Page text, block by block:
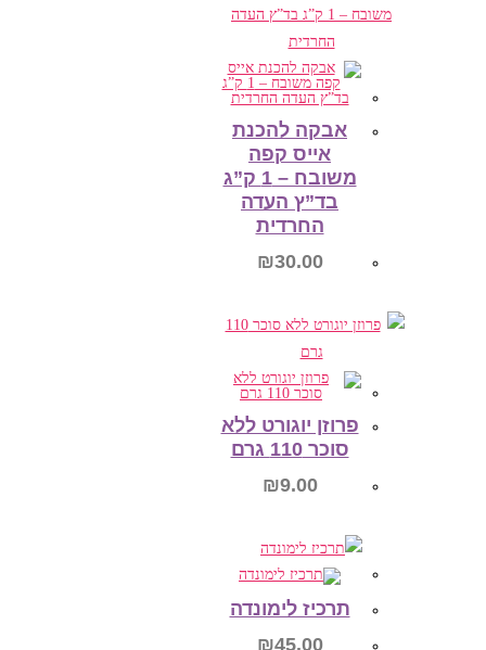
הוספה לסל
אבקה להכנת
אייס קפה
משובח – 1 ק”ג
בד”ץ העדה
החרדית
₪30.00
הוספה לסל
פרוזן יוגורט ללא
סוכר 110 גרם
₪9.00
הוספה לסל
תרכיז לימונדה
₪45.00